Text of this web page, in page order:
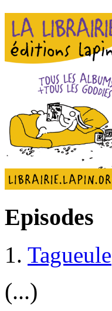
Episodes
1. Tagueule
(...)